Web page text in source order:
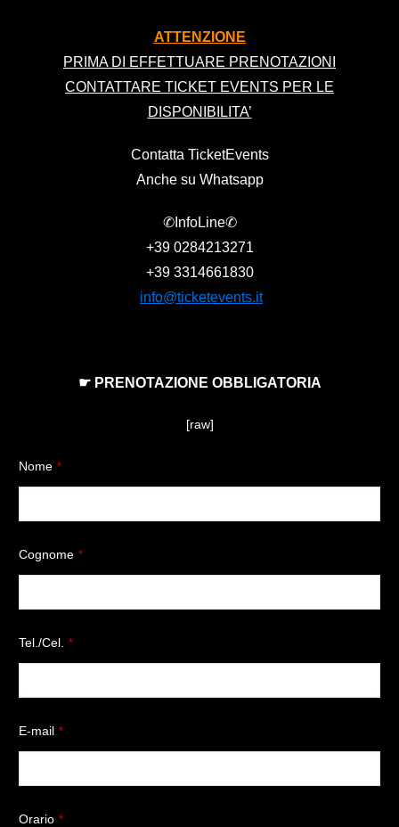
ATTENZIONE
PRIMA DI EFFETTUARE PRENOTAZIONI
CONTATTARE TICKET EVENTS PER LE
DISPONIBILITA’
Contatta TicketEvents
Anche su Whatsapp
✆InfoLine✆
+39 0284213271
+39 3314661830
info@ticketevents.it
☛ PRENOTAZIONE OBBLIGATORIA
[raw]
Nome *
Cognome *
Tel./Cel. *
E-mail *
Orario *